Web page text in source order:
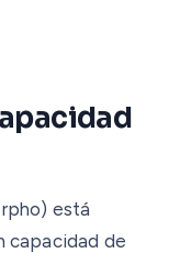
está
capacidad de